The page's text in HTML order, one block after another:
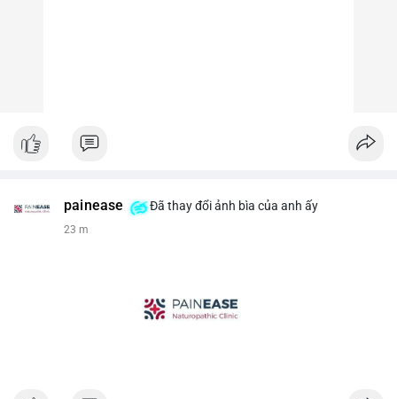
painease Đã thay đổi ảnh bìa của anh ấy
23 m